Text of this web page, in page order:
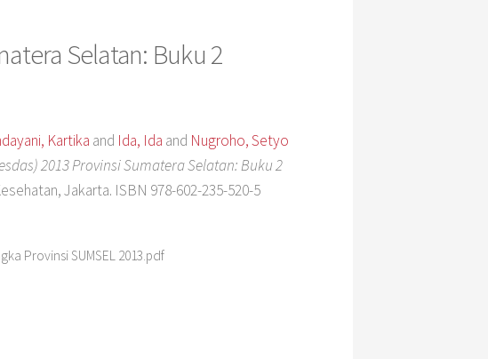
Selatan: Buku 2
Kartika and Ida, Ida and Nugroho, Setyo
2013 Provinsi Sumatera Selatan: Buku 2
Jakarta. ISBN 978-602-235-520-5
Provinsi SUMSEL 2013.pdf